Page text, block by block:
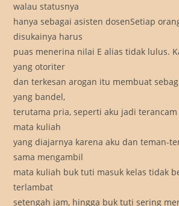
walau statusnya
hanya sebagai asisten dosenSetiap
disukainya harus
puas menerina nilai E alias tidak lulus.
yang otoriter
dan terkesan arogan itu membuat
yang bandel,
terutama pria, seperti aku jadi
mata kuliah
yang diajarnya karena aku dan teman-
sama mengambil
mata kuliah buk tuti masuk kelas tidak
terlambat
setengah jam, hingga buk tuti sering